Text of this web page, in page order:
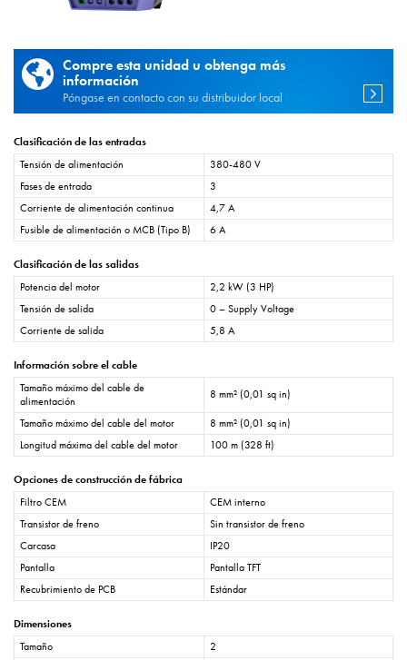
Compre esta unidad u obtenga más
información
Póngase en contacto con su distribuidor local
Clasificación de las entradas
Tensión de alimentación
380-480 V
Fases de entrada
3
Corriente de alimentación continua
4,7 A
Fusible de alimentación o MCB (Tipo B)
6 A
Clasificación de las salidas
Potencia del motor
2,2 kW (3 HP)
Tensión de salida
0 – Supply Voltage
Corriente de salida
5,8 A
Información sobre el cable
Tamaño máximo del cable de
alimentación
8 mm² (0,01 sq in)
Tamaño máximo del cable del motor
8 mm² (0,01 sq in)
Longitud máxima del cable del motor
100 m (328 ft)
Opciones de construcción de fábrica
Filtro CEM
CEM interno
Transistor de freno
Sin transistor de freno
Carcasa
IP20
Pantalla
Pantalla TFT
Recubrimiento de PCB
Estándar
Dimensiones
Tamaño
2